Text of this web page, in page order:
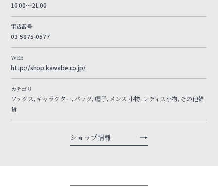
10:00～21:00
電話番号
03-5875-0577
WEB
http://shop.kawabe.co.jp/
カテゴリ
ソックス, キャラクター, バッグ, 帽子, メンズ 小物, レディス小物, その他雑
貨
ショップ情報